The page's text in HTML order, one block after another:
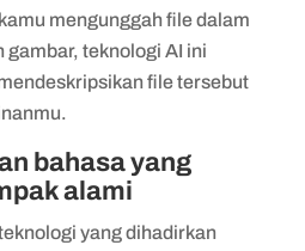
mengunggah file dalam
gambar, teknologi AI ini
file tersebut
bahasa yang
alami
yang dihadirkan